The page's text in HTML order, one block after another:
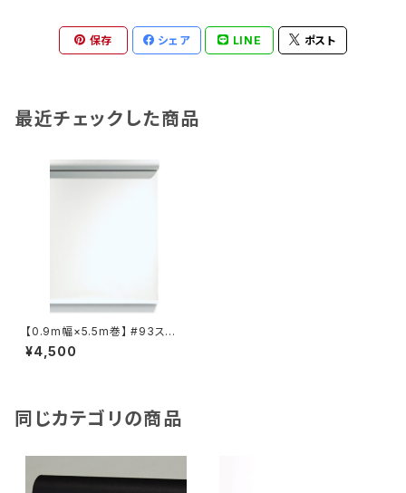
保存 シェア LINE ポスト
最近チェックした商品
【0.9m幅×5.5m巻】 #93スー
パーホワイト×５本セット スー
ペリア背景紙
¥4,500
同じカテゴリの商品